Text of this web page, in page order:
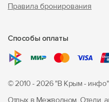
Правила бронирования
Способы оплаты
© 2010 - 2026 "В Крым - инфо"
Отдых в Межводном. Отели,